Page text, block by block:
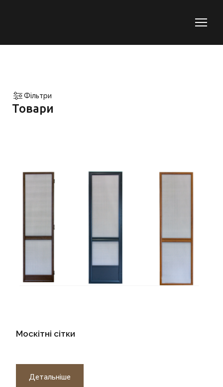
Фільтри
Товари
Москітні сітки
Детальніше